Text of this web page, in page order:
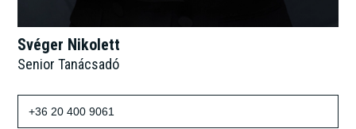
Svéger Nikolett
Senior Tanácsadó
+36 20 400 9061